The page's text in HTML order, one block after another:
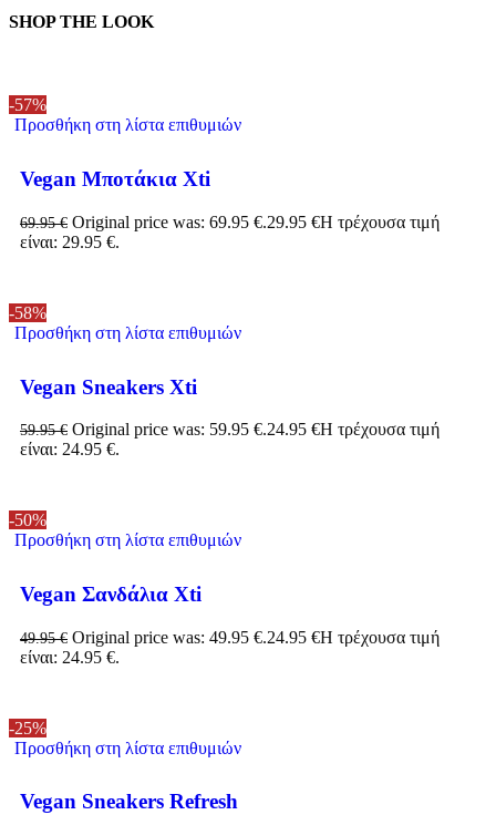
SHOP THE LOOK
-57%
Προσθήκη στη λίστα επιθυμιών
Vegan Μποτάκια Xti
69.95€ Original price was: 69.95 €.29.95 €Η τρέχουσα τιμή
είναι: 29.95 €.
-58%
Προσθήκη στη λίστα επιθυμιών
Vegan Sneakers Xti
59.95€ Original price was: 59.95 €.24.95 €Η τρέχουσα τιμή
είναι: 24.95 €.
-50%
Προσθήκη στη λίστα επιθυμιών
Vegan Σανδάλια Xti
49.95€ Original price was: 49.95 €.24.95 €Η τρέχουσα τιμή
είναι: 24.95 €.
-25%
Προσθήκη στη λίστα επιθυμιών
Vegan Sneakers Refresh